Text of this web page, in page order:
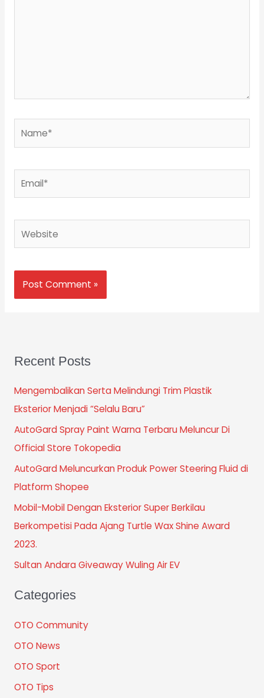
Recent Posts
Mengembalikan Serta Melindungi Trim Plastik
Eksterior Menjadi “Selalu Baru”
AutoGard Spray Paint Warna Terbaru Meluncur Di
Official Store Tokopedia
AutoGard Meluncurkan Produk Power Steering Fluid di
Platform Shopee
Mobil-Mobil Dengan Eksterior Super Berkilau
Berkompetisi Pada Ajang Turtle Wax Shine Award
2023.
Sultan Andara Giveaway Wuling Air EV
Categories
OTO Community
OTO News
OTO Sport
OTO Tips